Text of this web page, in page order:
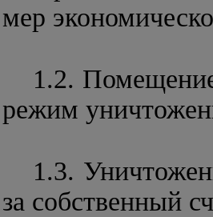
мер
1.2.
режим
1.3.
за собственный